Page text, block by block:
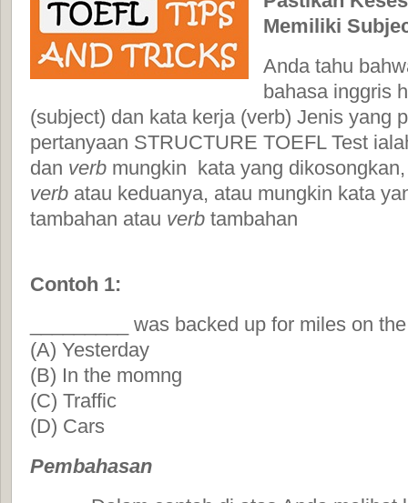
Memiliki
Anda tahu
bahasa inggris
(subject) dan kata kerja (verb) Jenis yang
pertanyaan STRUCTURE TOEFL Test
dan verb mungkin kata yang
verb atau keduanya, atau mungkin kata
tambahan atau verb tambahan
Contoh 1:
_________ was backed up for miles on
(A) Yesterday
(B) In the momng
(C) Traffic
(D) Cars
Pembahasan